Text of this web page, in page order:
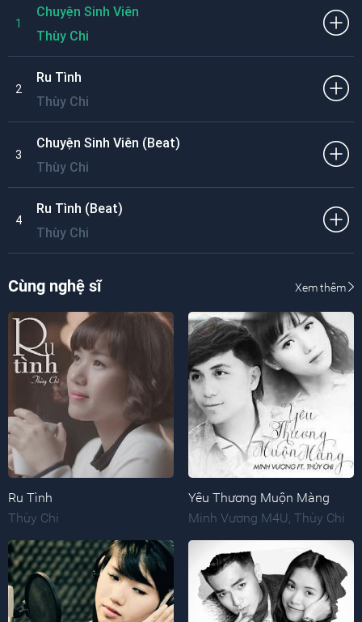
1
Chuyện Sinh Viên
Thùy Chi
2
Ru Tình
Thùy Chi
3
Chuyện Sinh Viên (Beat)
Thùy Chi
4
Ru Tình (Beat)
Thùy Chi
Cùng nghệ sĩ Xem thêm
Ru Tình
Thùy Chi
Yêu Thương Muộn Màng
Minh Vương M4U, Thùy Chi